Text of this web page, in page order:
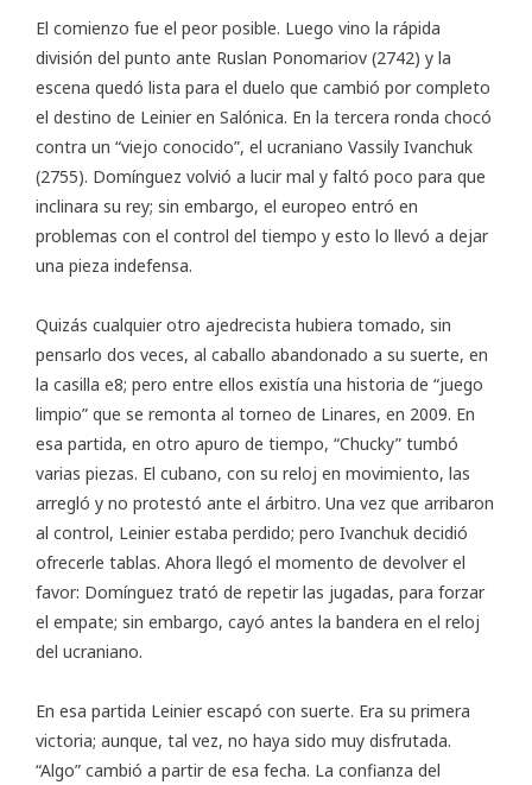
El comienzo fue el peor posible. Luego vino la rápida
división del punto ante Ruslan Ponomariov (2742) y la
escena quedó lista para el duelo que cambió por completo
el destino de Leinier en Salónica. En la tercera ronda chocó
contra un “viejo conocido”, el ucraniano Vassily Ivanchuk
(2755). Domínguez volvió a lucir mal y faltó poco para que
inclinara su rey; sin embargo, el europeo entró en
problemas con el control del tiempo y esto lo llevó a dejar
una pieza indefensa.
Quizás cualquier otro ajedrecista hubiera tomado, sin
pensarlo dos veces, al caballo abandonado a su suerte, en
la casilla e8; pero entre ellos existía una historia de “juego
limpio” que se remonta al torneo de Linares, en 2009. En
esa partida, en otro apuro de tiempo, “Chucky” tumbó
varias piezas. El cubano, con su reloj en movimiento, las
arregló y no protestó ante el árbitro. Una vez que arribaron
al control, Leinier estaba perdido; pero Ivanchuk decidió
ofrecerle tablas. Ahora llegó el momento de devolver el
favor: Domínguez trató de repetir las jugadas, para forzar
el empate; sin embargo, cayó antes la bandera en el reloj
del ucraniano.
En esa partida Leinier escapó con suerte. Era su primera
victoria; aunque, tal vez, no haya sido muy disfrutada.
“Algo” cambió a partir de esa fecha. La confianza del